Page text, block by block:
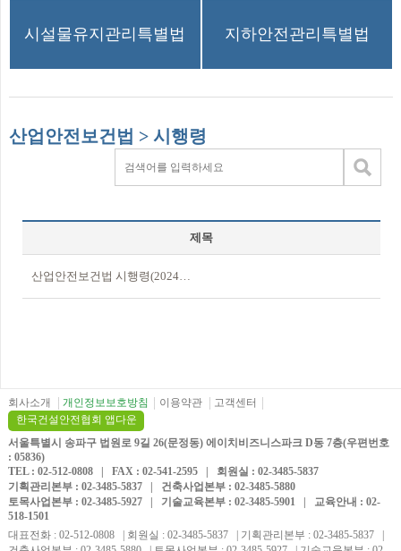
시설물유지관리특별법 지하안전관리특별법
산업안전보건법 > 시행령
제목
산업안전보건법 시행령(2024.06.25)
회사소개 개인정보보호방침 이용약관
고객센터
한국건설안전협회 앱다운
서울특별시 송파구 법원로 9길 26(문정동) 에이치비즈니스파크 D동 7층(우편번호
: 05836)
TEL : 02-512-0808 | FAX : 02-541-2595 | 회원실 : 02-3485-5837
기획관리본부 : 02-3485-5837 | 건축사업본부 : 02-3485-5880
토목사업본부 : 02-3485-5927 | 기술교육본부 : 02-3485-5901 | 교육안내 : 02-
518-1501
대표전화 : 02-512-0808 | 회원실 : 02-3485-5837 | 기획관리본부 : 02-3485-5837 |